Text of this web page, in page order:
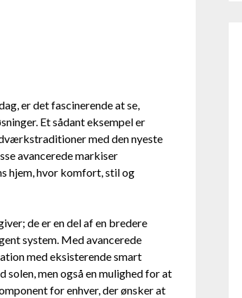
er det fascinerende at se,
Et sådant eksempel er
med den nyeste
avancerede markiser
hjem, hvor komfort, stil og
de er en del af en bredere
system. Med avancerede
med eksisterende smart
men også en mulighed for at
for enhver, der ønsker at